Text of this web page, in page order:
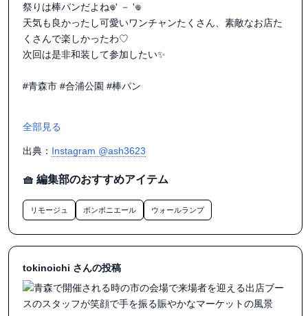
祭りは棒パンだよね𖦹‎' － '𖦹‎‎
天気も良かったし可愛いワンチャンたくさん、素敵なお店た
くさんで楽しかったわ♡
次回は是非和装して参加したい✨
#青森市 #合浦公園 #棒パン
全部見る
出典： Instagram @ash3623
🧺 編集部のおすすめアイテム
リモージュ ボンボニエール ウォールランプ
tokinoichi さんの投稿